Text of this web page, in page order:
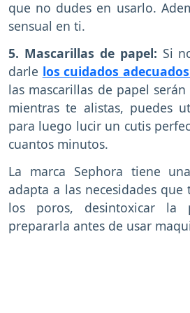
que no dudes en usarlo.
sensual en ti.
5. Mascarillas de papel: Si
darle los cuidados
las mascarillas de papel
mientras te alistas, puedes
para luego lucir un cutis
cuantos minutos.
La marca Sephora tiene
adapta a las necesidades
los poros, desintoxicar la
prepararla antes de usar